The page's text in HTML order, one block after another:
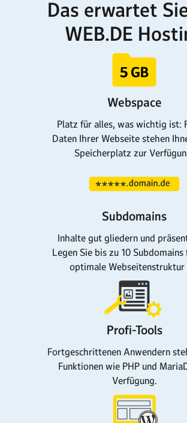
Das erwartet
WEB.DE
Webspace
Platz für alles, was wichtig ist:
Daten Ihrer Webseite stehen
Speicherplatz zur
Subdomains
Inhalte gut gliedern und
Legen Sie bis zu 10 Subdomains
optimale Webseitenstruktur
Profi-Tools
Fortgeschrittenen Anwendern
Funktionen wie PHP und
Verfügung.